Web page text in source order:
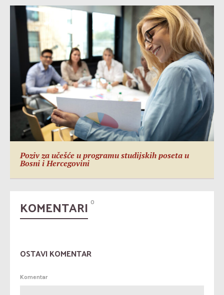
Poziv za učešće u programu studijskih poseta u
Bosni i Hercegovini
KOMENTARI 0
OSTAVI KOMENTAR
Komentar